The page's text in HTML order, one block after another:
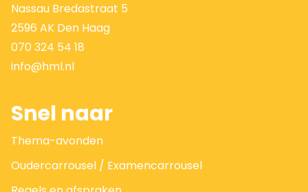
Nassau Bredastraat 5
2596 AK Den Haag
070 324 54 18
info@hml.nl
Snel naar
Thema-avonden
Oudercarrousel / Examencarrousel